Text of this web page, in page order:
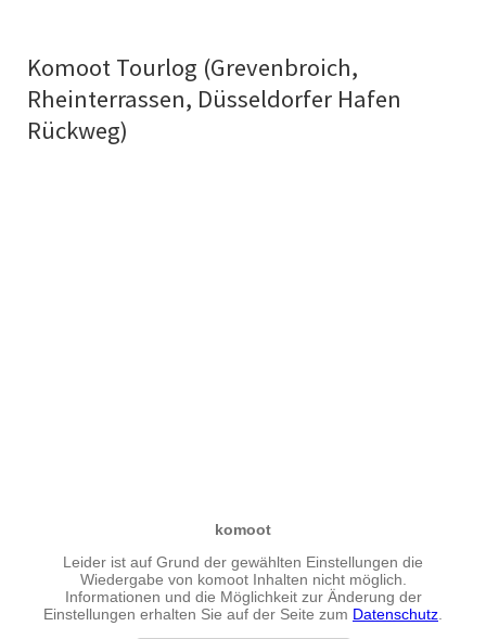
Komoot Tourlog (Grevenbroich,
Rheinterrassen, Düsseldorfer Hafen
Rückweg)